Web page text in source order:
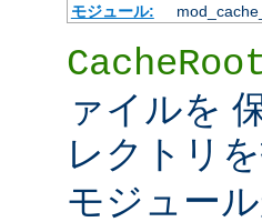
モジュール:
CacheRoot
ァイルを
レクトリ
モジュー